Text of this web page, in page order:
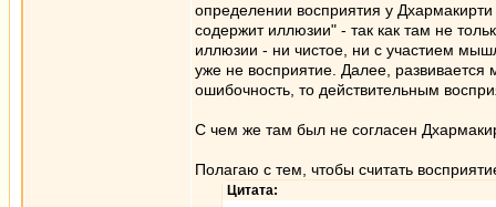
определении восприятия у
содержит иллюзии" - так как там не
иллюзии - ни чистое, ни с участием
уже не восприятие. Далее,
ошибочность, то действительным
С чем же там был не согласен
Полагаю с тем, чтобы считать
Цитата: